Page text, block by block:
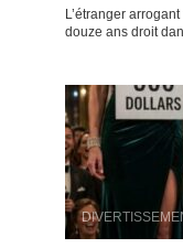
L’étranger
douze ans droit